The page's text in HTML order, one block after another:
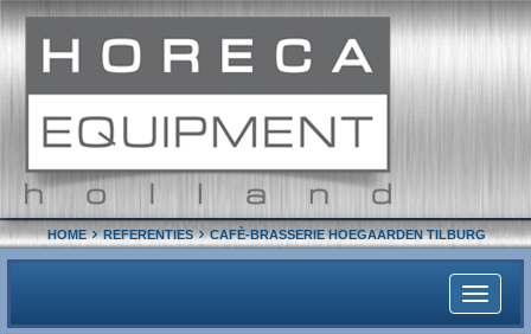
HOME REFERENTIES CAFÈ-BRASSERIE HOEGAARDEN TILBURG
Toggle